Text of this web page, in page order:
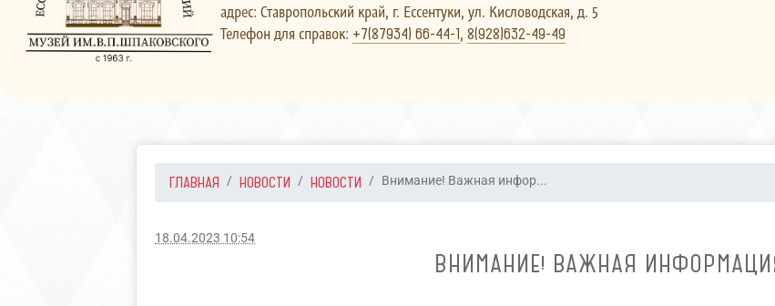
адрес: Ставропольский край, г. Ессентуки, ул. Кисловодская, д. 5
Телефон для справок: +7(87934) 66-44-1, 8(928)632-49-49
ГЛАВНАЯ НОВОСТИ НОВОСТИ Внимание! Важная инфор...
18.04.2023 10:54
ВНИМАНИЕ! ВАЖНАЯ